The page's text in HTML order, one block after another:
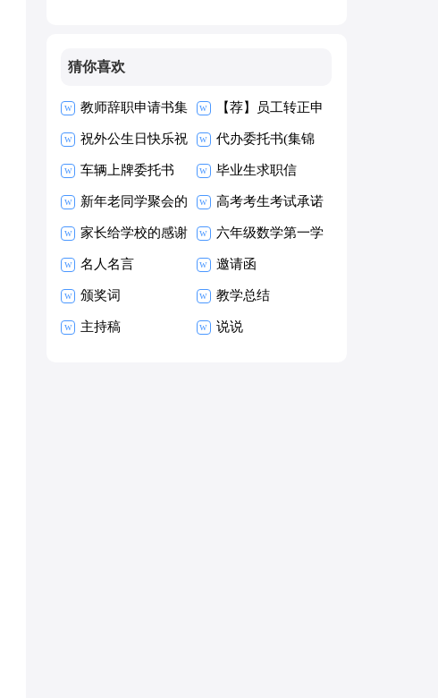
猜你喜欢
教师辞职申请书集
合15篇
【荐】员工转正申
请书
祝外公生日快乐祝
福语
代办委托书(集锦
15篇)
车辆上牌委托书 毕业生求职信
【热】
新年老同学聚会的
祝酒词
高考考生考试承诺
书15篇
家长给学校的感谢
信
六年级数学第一学
期教学工作总结
名人名言 邀请函
颁奖词 教学总结
主持稿 说说